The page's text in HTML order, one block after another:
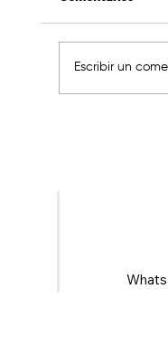
Estrategias
inteligencia
Escribir un